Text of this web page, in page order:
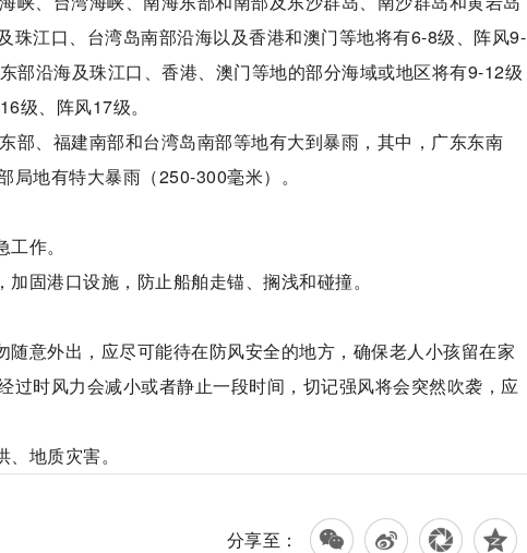
珠江口、台湾岛南部沿海以及香港和澳门等地将有6-8级、阵风9-
部沿海及珠江口、香港、澳门等地的部分海域或地区将有9-12级
级、阵风17级。
部、福建南部和台湾岛南部等地有大到暴雨，其中，广东东南
地有特大暴雨（250-300毫米）。
作。
固港口设施，防止船舶走锚、搁浅和碰撞。
意外出，应尽可能待在防风安全的地方，确保老人小孩留在家
过时风力会减小或者静止一段时间，切记强风将会突然吹袭，应
地质灾害。
分享至：